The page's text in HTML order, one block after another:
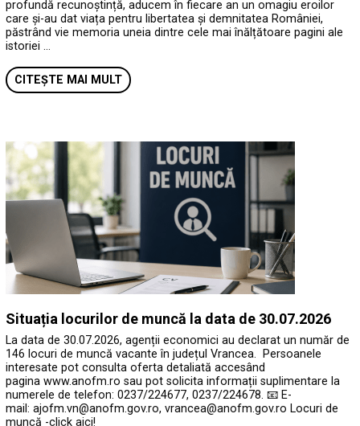
profundă recunoștință, aducem în fiecare an un omagiu eroilor
care și-au dat viața pentru libertatea și demnitatea României,
păstrând vie memoria uneia dintre cele mai înălțătoare pagini ale
istoriei …
CITEȘTE MAI MULT
Situația locurilor de muncă la data de 30.07.2026
La data de 30.07.2026, agenții economici au declarat un număr de
146 locuri de muncă vacante în județul Vrancea. Persoanele
interesate pot consulta oferta detaliată accesând
pagina www.anofm.ro sau pot solicita informații suplimentare la
numerele de telefon: 0237/224677, 0237/224678. 📧 E-
mail: ajofm.vn@anofm.gov.ro, vrancea@anofm.gov.ro Locuri de
muncă -click aici!